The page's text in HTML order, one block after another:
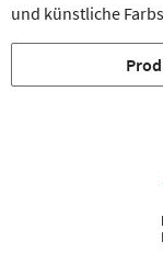
und künstliche